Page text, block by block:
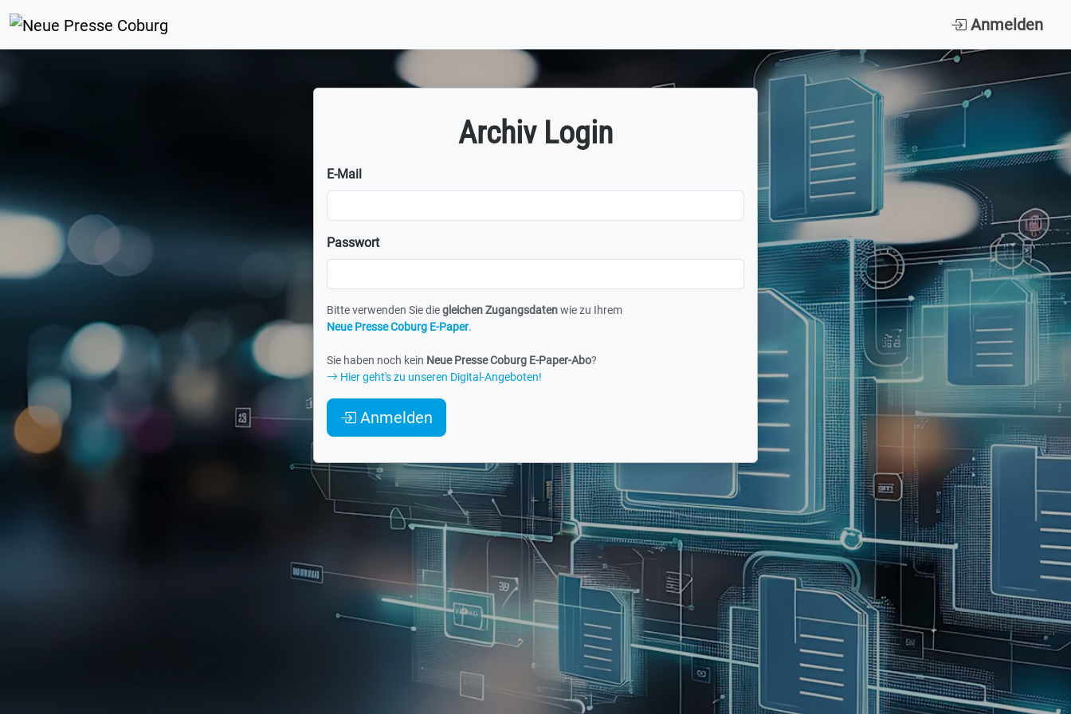
Anmelden
Archiv Login
E-Mail
Passwort
Bitte verwenden Sie diegleichen Zugangsdatenwie zu Ihrem
Neue Presse Coburg E-Paper.
Sie haben noch kein Neue Presse Coburg E-Paper-Abo?
Hier geht's zu unseren Digital-Angeboten!
Anmelden